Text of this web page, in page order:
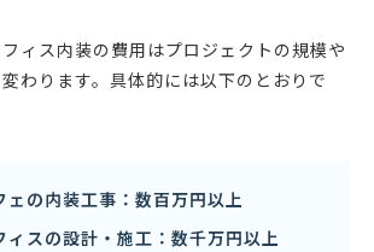
ィス内装の費用はプロジェクトの規模や
わります。具体的には以下のとおりで
ェの内装工事：数百万円以上
ィスの設計・施工：数千万円以上